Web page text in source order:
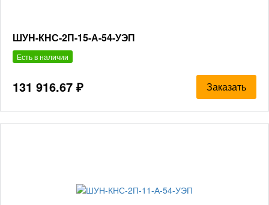
ШУН-КНС-2П-15-А-54-УЭП
Есть в наличии
131 916.67 ₽ Заказать